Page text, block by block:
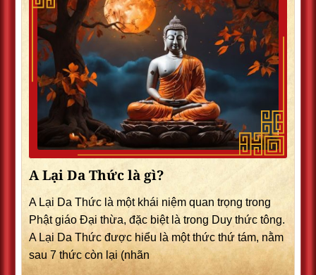
A Lại Da Thức là gì?
A Lại Da Thức là một khái niệm quan trọng trong
Phật giáo Đại thừa, đặc biệt là trong Duy thức tông.
A Lại Da Thức được hiểu là một thức thứ tám, nằm
sau 7 thức còn lại (nhãn